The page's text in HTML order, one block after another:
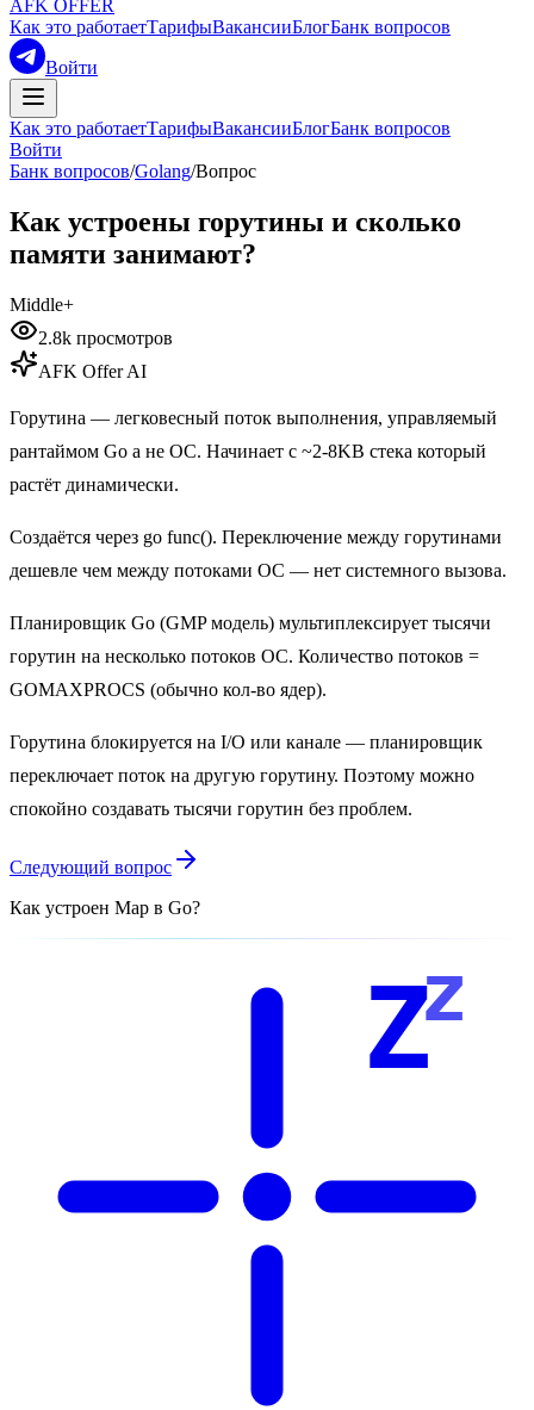
AFK OFFER
Как это работаетТарифыВакансииБлогБанк вопросов
Войти
Как это работаетТарифыВакансииБлогБанк вопросов
Войти
Банк вопросов/Golang/Вопрос
Как устроены горутины и сколько
памяти занимают?
Middle+
2.8k просмотров
AFK Offer AI
Горутина — легковесный поток выполнения, управляемый
рантаймом Go а не ОС. Начинает с ~2-8KB стека который
растёт динамически.
Создаётся через go func(). Переключение между горутинами
дешевле чем между потоками ОС — нет системного вызова.
Планировщик Go (GMP модель) мультиплексирует тысячи
горутин на несколько потоков ОС. Количество потоков =
GOMAXPROCS (обычно кол-во ядер).
Горутина блокируется на I/O или канале — планировщик
переключает поток на другую горутину. Поэтому можно
спокойно создавать тысячи горутин без проблем.
Следующий вопрос
Как устроен Map в Go?
Zz